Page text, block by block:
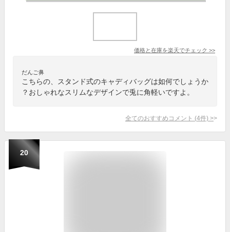
価格と在庫を楽天でチェック >>
だんご鼻
こちらの、スタンド式のキャディバッグは如何でしょうか
？おしゃれなスリムなデザインで兎に角軽いですよ。
全てのおすすめコメント (4件) >
20